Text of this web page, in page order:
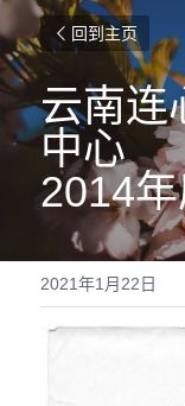
回到主页
云南连
中心
2014
2021年1月22日